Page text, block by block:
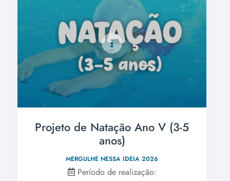
Projeto de Natação Ano V (3-5
anos)
MERGULHE NESSA IDEIA 2026
Período de realização: